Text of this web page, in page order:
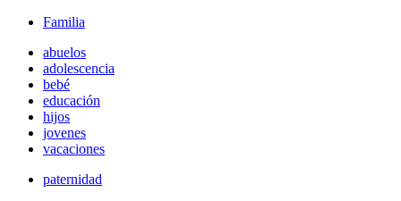
Familia
abuelos
adolescencia
bebé
educación
hijos
jovenes
vacaciones
paternidad